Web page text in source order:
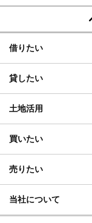
借りたい
貸したい
土地活用
買いたい
売りたい
当社について